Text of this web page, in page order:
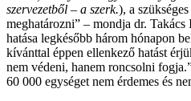
szervezetből – a szerk.), a
meghatározni” – mondja dr.
hatása legkésőbb három hónapon
kívánttal éppen ellenkező hatást
nem védeni, hanem roncsolni
60 000 egységet nem érdemes és